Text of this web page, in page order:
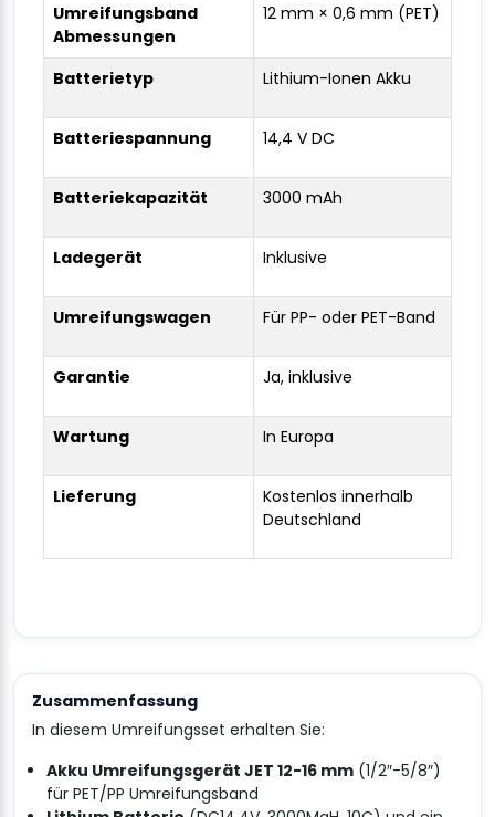
Umreifungsband
Abmessungen
12 mm × 0,6 mm (PET)
Batterietyp Lithium-Ionen Akku
Batteriespannung 14,4 V DC
Batteriekapazität 3000 mAh
Ladegerät Inklusive
Umreifungswagen Für PP- oder PET-Band
Garantie Ja, inklusive
Wartung In Europa
Lieferung
Kostenlos innerhalb
Deutschland
Zusammenfassung
In diesem Umreifungsset erhalten Sie:
Akku Umreifungsgerät JET 12-16 mm (1/2″-5/8″)
für PET/PP Umreifungsband